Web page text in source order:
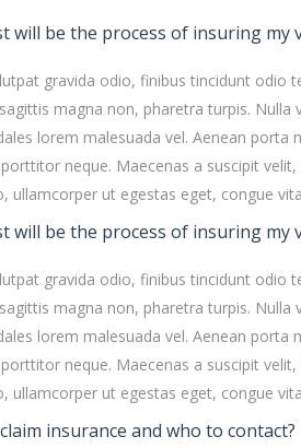
will be the process of insuring my
gravida odio, finibus tincidunt odio
magna non, pharetra turpis. Nulla
lorem malesuada vel. Aenean porta
neque. Maecenas a suscipit
ullamcorper ut egestas eget, congue
will be the process of insuring my
gravida odio, finibus tincidunt odio
magna non, pharetra turpis. Nulla
lorem malesuada vel. Aenean porta
neque. Maecenas a suscipit
ullamcorper ut egestas eget, congue
insurance and who to contact?